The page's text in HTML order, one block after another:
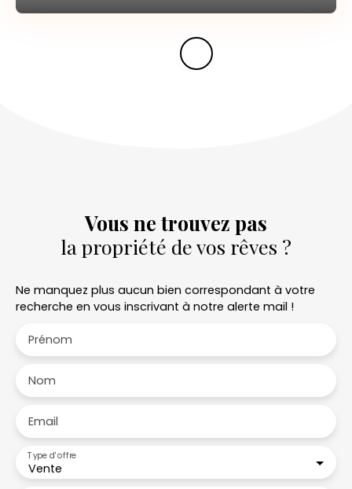
Vous ne trouvez pas
la propriété de vos rêves ?
Ne manquez plus aucun bien correspondant à votre
recherche en vous inscrivant à notre alerte mail !
Prénom
Nom
Email
Vente
Type d'offre